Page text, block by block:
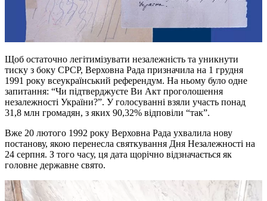
Щоб остаточно легітимізувати незалежність та уникнути
тиску з боку СРСР, Верховна Рада призначила на 1 грудня
1991 року всеукраїнський референдум. На ньому було одне
запитання: “Чи підтверджуєте Ви Акт проголошення
незалежності України?”. У голосуванні взяли участь понад
31,8 млн громадян, з яких 90,32% відповіли “так”.
Вже 20 лютого 1992 року Верховна Рада ухвалила нову
постанову, якою перенесла святкування Дня Незалежності на
24 серпня. З того часу, ця дата щорічно відзначається як
головне державне свято.